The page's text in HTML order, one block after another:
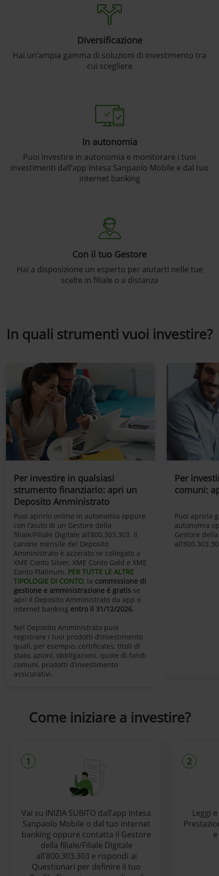
Diversificazione
Hai un’ampia gamma di soluzioni di investimento tra
cui scegliere
In autonomia
Puoi investire in autonomia e monitorare i tuoi
investimenti dall’app Intesa Sanpaolo Mobile e dal tuo
internet banking
Con il tuo Gestore
Hai a disposizione un esperto per aiutarti nelle tue
scelte in filiale o a distanza
In quali strumenti vuoi investire?
Per investire in qualsiasi
strumento finanziario: apri un
Deposito Amministrato
Puoi aprirlo online in autonomia oppure
con l’aiuto di un Gestore della
filiale/Filiale Digitale all’800.303.303. Il
canone mensile del Deposito
Amministrato è azzerato se collegato a
XME Conto Silver, XME Conto Gold e XME
Conto Platinum. PER TUTTE LE ALTRE
TIPOLOGIE DI CONTO, la commissione di
gestione e amministrazione è gratis se
apri il Deposito Amministrato da app o
internet banking entro il 31/12/2026.
Nel Deposito Amministrato puoi
registrare i tuoi prodotti d’investimento
quali, per esempio, certificates, titoli di
stato, azioni, obbligazioni, quote di fondi
comuni, prodotti d’investimento
assicurativi.
Per
comuni:
Puoi aprirla
autonomia
Gestore
Come iniziare a investire?
1
Vai su INIZIA SUBITO dall’app Intesa
Sanpaolo Mobile o dal tuo internet
banking oppure contatta il Gestore
della filiale/Filiale Digitale
all’800.303.303 e rispondi ai
Questionari per definire il tuo
2
Leggi